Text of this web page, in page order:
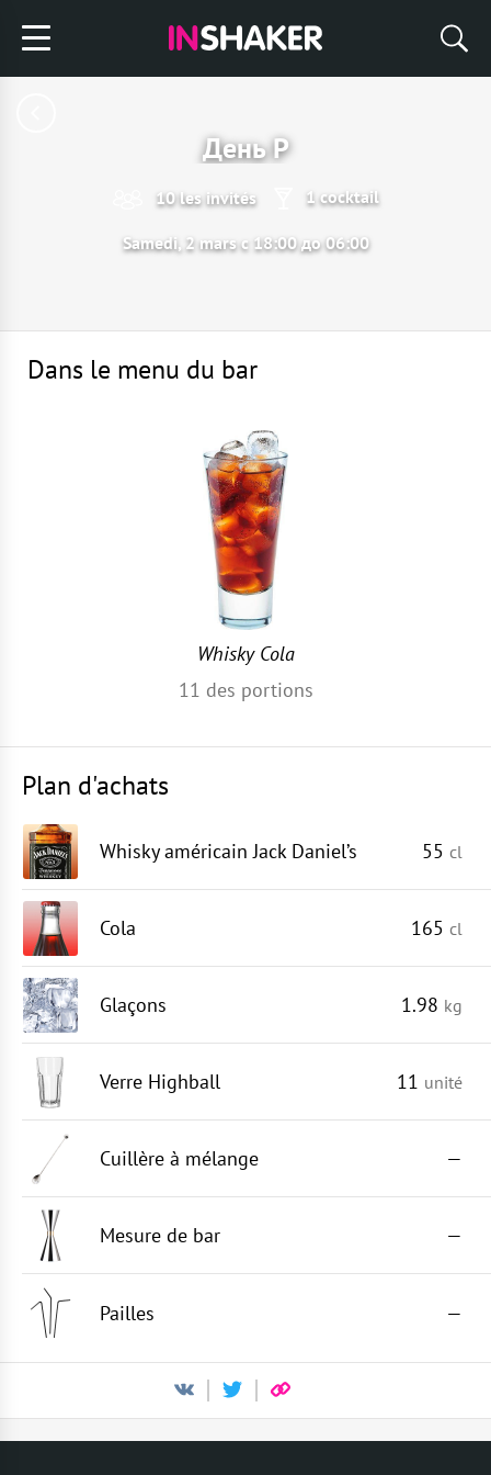
День Р
10 les invités 1 cocktail
Samedi, 2 mars с 18:00 до 06:00
Dans le menu du bar
Whisky Cola
11 des portions
Plan d'achats
Whisky américain Jack Daniel’s 55 cl
Cola 165 cl
Glaçons 1.98 kg
Verre Highball 11 unité
Cuillère à mélange —
Mesure de bar —
Pailles —